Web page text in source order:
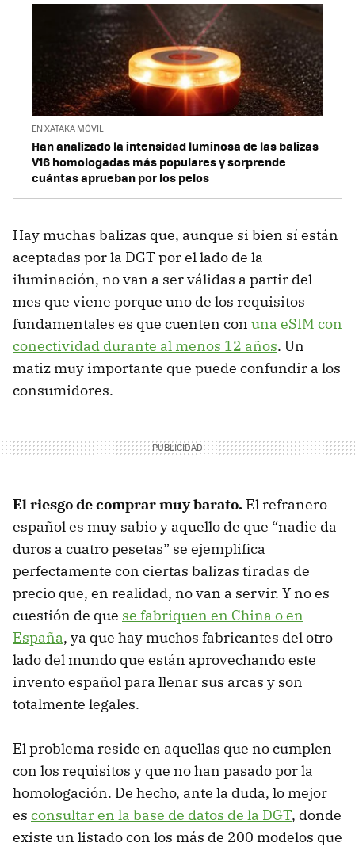
EN XATAKA MÓVIL
Han analizado la intensidad luminosa de las balizas
V16 homologadas más populares y sorprende
cuántas aprueban por los pelos
Hay muchas balizas que, aunque si bien sí están
aceptadas por la DGT por el lado de la
iluminación, no van a ser válidas a partir del
mes que viene porque uno de los requisitos
fundamentales es que cuenten con una eSIM con
conectividad durante al menos 12 años. Un
matiz muy importante que puede confundir a los
consumidores.
El riesgo de comprar muy barato. El refranero
español es muy sabio y aquello de que “nadie da
duros a cuatro pesetas” se ejemplifica
perfectamente con ciertas balizas tiradas de
precio que, en realidad, no van a servir. Y no es
cuestión de que se fabriquen en China o en
España, ya que hay muchos fabricantes del otro
lado del mundo que están aprovechando este
invento español para llenar sus arcas y son
totalmente legales.
El problema reside en aquellas que no cumplen
con los requisitos y que no han pasado por la
homologación. De hecho, ante la duda, lo mejor
es consultar en la base de datos de la DGT, donde
existe un listado con los más de 200 modelos que